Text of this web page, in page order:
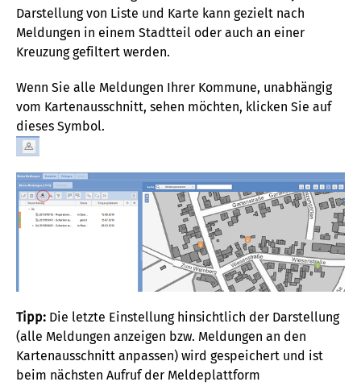
Darstellung von Liste und Karte kann gezielt nach
Meldungen in einem Stadtteil oder auch an einer
Kreuzung gefiltert werden.
Wenn Sie alle Meldungen Ihrer Kommune, unabhängig
vom Kartenausschnitt, sehen möchten, klicken Sie auf
dieses Symbol.
Tipp: Die letzte Einstellung hinsichtlich der Darstellung
(alle Meldungen anzeigen bzw. Meldungen an den
Kartenausschnitt anpassen) wird gespeichert und ist
beim nächsten Aufruf der Meldeplattform